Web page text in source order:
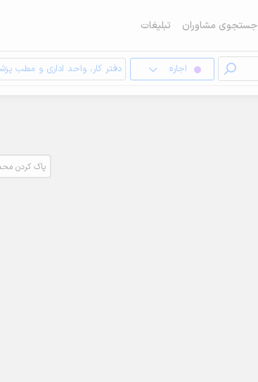
جستجوی مشاوران تبلیغات
اجاره دفتر کار، واحد اداری و مطب
پاک کردن